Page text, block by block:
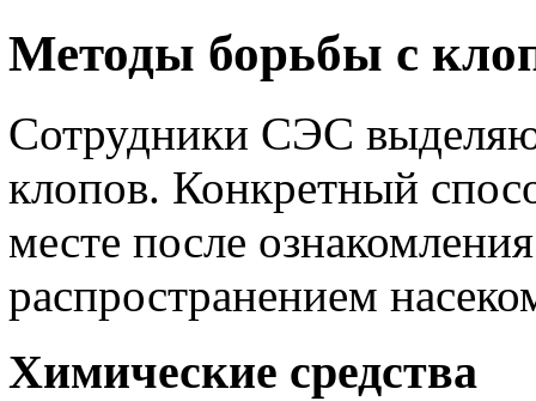
Методы борьбы с
Сотрудники СЭС
клопов. Конкретный
месте после
распространением
Химические средства